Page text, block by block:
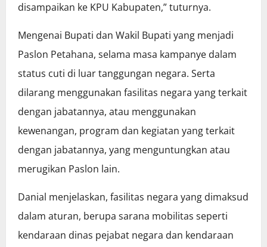
disampaikan ke KPU Kabupaten,” tuturnya.
Mengenai Bupati dan Wakil Bupati yang menjadi
Paslon Petahana, selama masa kampanye dalam
status cuti di luar tanggungan negara. Serta
dilarang menggunakan fasilitas negara yang terkait
dengan jabatannya, atau menggunakan
kewenangan, program dan kegiatan yang terkait
dengan jabatannya, yang menguntungkan atau
merugikan Paslon lain.
Danial menjelaskan, fasilitas negara yang dimaksud
dalam aturan, berupa sarana mobilitas seperti
kendaraan dinas pejabat negara dan kendaraan